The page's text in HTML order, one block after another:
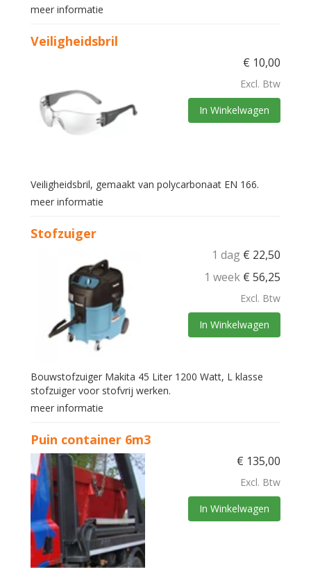
meer informatie
Veiligheidsbril
€ 10,00
Excl. Btw
In Winkelwagen
Veiligheidsbril, gemaakt van polycarbonaat EN 166.
meer informatie
Stofzuiger
1 dag € 22,50
1 week € 56,25
Excl. Btw
In Winkelwagen
Bouwstofzuiger Makita 45 Liter 1200 Watt, L klasse
stofzuiger voor stofvrij werken.
meer informatie
Puin container 6m3
€ 135,00
Excl. Btw
In Winkelwagen